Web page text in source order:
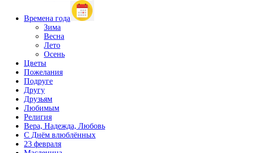
Времена года
Зима
Весна
Лето
Осень
Цветы
Пожелания
Подруге
Другу
Друзьям
Любимым
Религия
Вера, Надежда, Любовь
С Днём влюблённых
23 февраля